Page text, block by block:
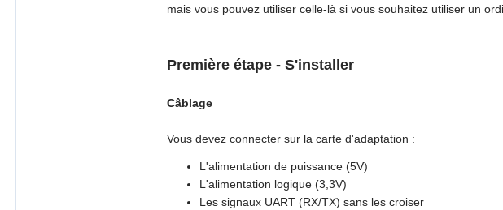
mais vous pouvez utiliser celle-là si vous souhaitez utiliser un
Première étape - S'installer
Câblage
Vous devez connecter sur la carte d'adaptation :
L'alimentation de puissance (5V)
L'alimentation logique (3,3V)
Les signaux UART (RX/TX) sans les croiser